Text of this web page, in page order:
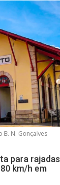
B. N. Gonçalves
para rajadas
km/h em